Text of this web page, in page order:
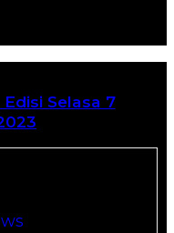
Selasa 7